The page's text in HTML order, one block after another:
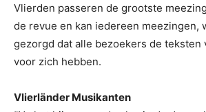
Vlierden passeren de grootste
de revue en kan iedereen meezingen,
gezorgd dat alle bezoekers de teksten
voor zich hebben.
Vlierländer Musikanten